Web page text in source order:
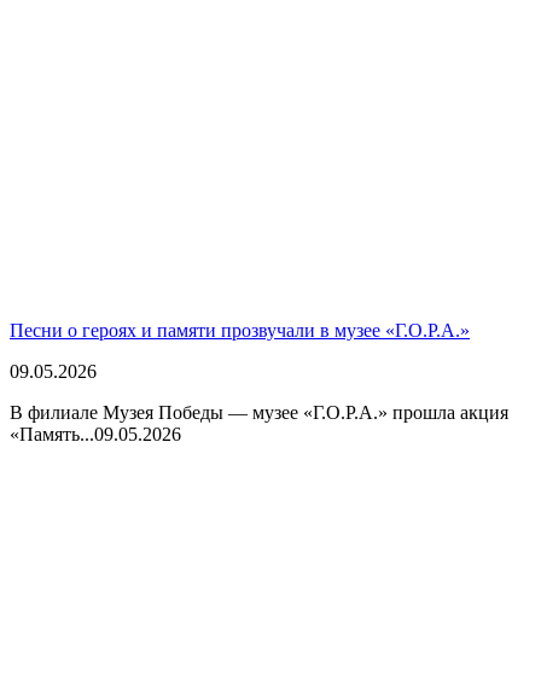
Песни о героях и памяти прозвучали в музее «Г.О.Р.А.»
09.05.2026
В филиале Музея Победы — музее «Г.О.Р.А.» прошла акция
«Память...09.05.2026